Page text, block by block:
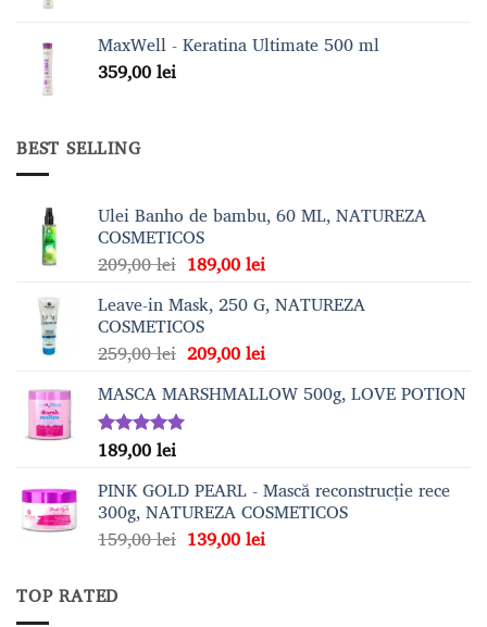
MaxWell - Keratina Ultimate 500 ml
359,00lei
BEST SELLING
Ulei Banho de bambu, 60 ML, NATUREZA
COSMETICOS
209,00lei Prețul
a
fost:
209,00 lei.
189,00leiPrețul
este:
Leave-in Mask, 250 G, NATUREZA
COSMETICOS
259,00lei Prețul
a
209,00leiPrețul
este:
MASCA MARSHMALLOW 500g, LOVE POTION
Evaluat la
5.00din 5
189,00lei
PINK GOLD PEARL - Mască reconstrucție rece
300g, NATUREZA COSMETICOS
159,00lei Prețul
139,00leiPrețul
TOP RATED